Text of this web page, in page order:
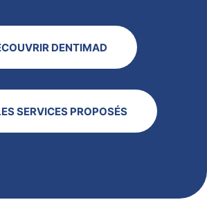
DENTIMAD
SERVICES PROPOSÉS